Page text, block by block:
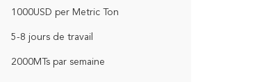
1000USD per Metric Ton
5-8 jours de travail
2000MTs par semaine